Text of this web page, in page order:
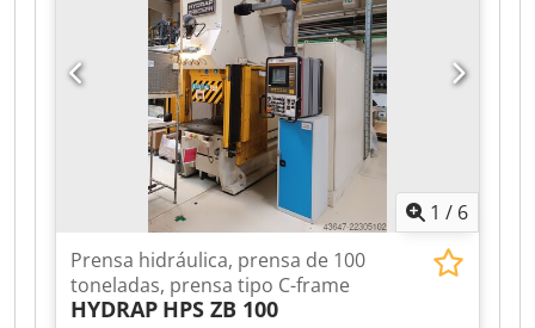
MÁQUINA Consumo total de energía: 18,5 kW
Dimensiones y peso Dodpezk A Ucefx Af Dekr
Dimensiones: 1440 x 1690 x 2800 mm Peso de la
máquina: aprox. 4200 kg
1 / 6
Prensa hidráulica, prensa de 100
toneladas, prensa tipo C-frame
HYDRAP HPS ZB 100